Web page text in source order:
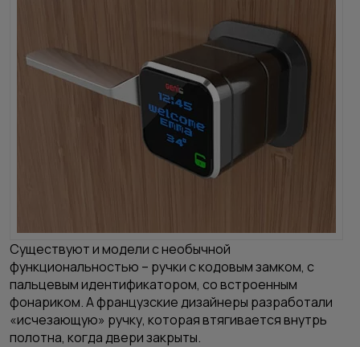
Существуют и модели с необычной
функциональностью – ручки с кодовым замком, с
пальцевым идентификатором, со встроенным
фонариком. А французские дизайнеры разработали
«исчезающую» ручку, которая втягивается внутрь
полотна, когда двери закрыты.